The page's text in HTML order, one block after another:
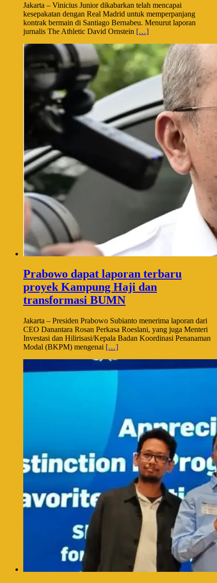
Jakarta – Vinicius Junior dikabarkan telah mencapai
kesepakatan dengan Real Madrid untuk memperpanjang
kontrak bermain di Santiago Bernabeu. Menurut laporan
jurnalis The Athletic David Ornstein […]
Prabowo dapat laporan terbaru
proyek Kampung Haji dan
transformasi BUMN
Jakarta – Presiden Prabowo Subianto menerima laporan dari
CEO Danantara Rosan Perkasa Roeslani, yang juga Menteri
Investasi dan Hilirisasi/Kepala Badan Koordinasi Penanaman
Modal (BKPM) mengenai […]